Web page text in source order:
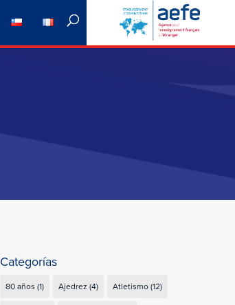
Categorías
80 años (1) Ajedrez (4) Atletismo(12)